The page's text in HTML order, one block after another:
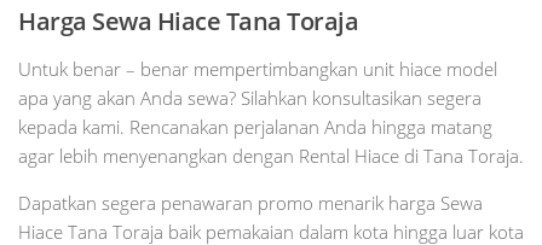
Harga Sewa Hiace Tana Toraja
Untuk benar – benar mempertimbangkan unit hiace model
apa yang akan Anda sewa? Silahkan konsultasikan segera
kepada kami. Rencanakan perjalanan Anda hingga matang
agar lebih menyenangkan dengan Rental Hiace di Tana Toraja.
Dapatkan segera penawaran promo menarik harga Sewa
Hiace Tana Toraja baik pemakaian dalam kota hingga luar kota